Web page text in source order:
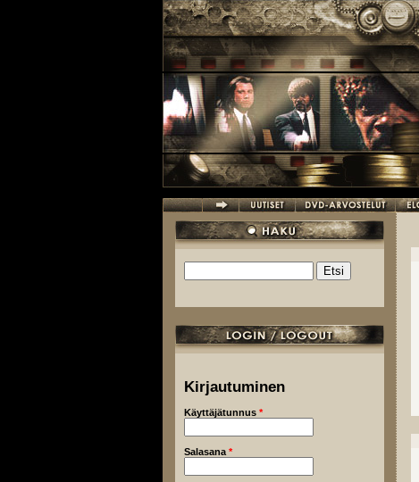
Hakulomake
Kirjautuminen
Käyttäjätunnus *
Salasana *